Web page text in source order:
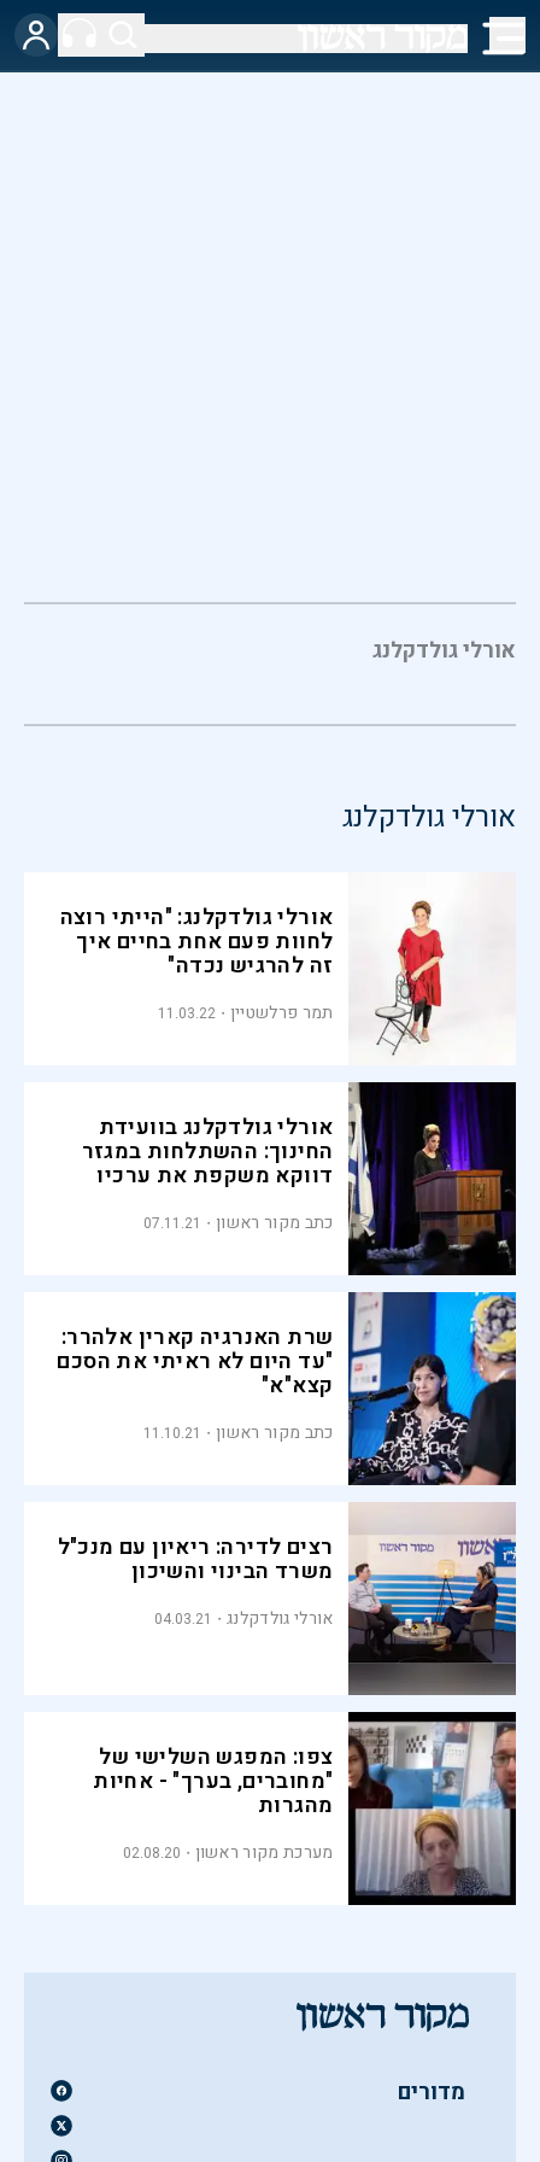
אורלי גולדקלנג
אורלי גולדקלנג
אורלי גולדקלנג: "הייתי רוצה
לחוות פעם אחת בחיים איך
זה להרגיש נכדה"
תמר פרלשטיין 11.03.22
אורלי גולדקלנג בוועידת
החינוך: ההשתלחות במגזר
דווקא משקפת את ערכיו
כתב מקור ראשון 07.11.21
שרת האנרגיה קארין אלהרר:
"עד היום לא ראיתי את הסכם
קצא"א"
כתב מקור ראשון 11.10.21
רצים לדירה: ריאיון עם מנכ"ל
משרד הבינוי והשיכון
אורלי גולדקלנג 04.03.21
צפו: המפגש השלישי של
"מחוברים, בערך" - אחיות
מהגרות
מערכת מקור ראשון 02.08.20
מדורים